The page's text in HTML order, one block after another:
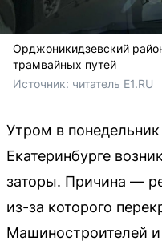
Орджоникидзевский
трамвайных путей
Источник: читатель E1.RU
Утром в
Екатеринбурге
заторы. Причина —
из-за которого
Машиностроителей